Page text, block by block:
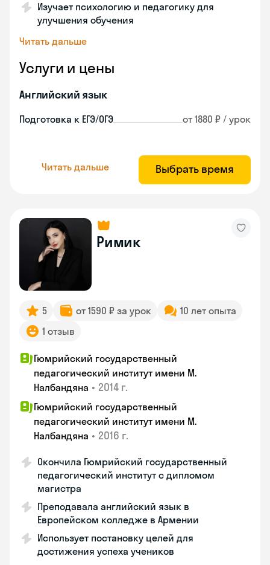
Изучает психологию и педагогику для
улучшения обучения
Читать дальше
Услуги и цены
Английский язык
Подготовка к ЕГЭ/ОГЭ от 1880 ₽ / урок
Читать дальше Выбрать время
Римик
5 от 1590 ₽ за урок
10 лет опыта
1 отзыв
Гюмрийский государственный
педагогический институт имени М.
Налбандяна • 2014 г.
Гюмрийский государственный
педагогический институт имени М.
Налбандяна • 2016 г.
Окончила Гюмрийский государственный
педагогический институт с дипломом
магистра
Преподавала английский язык в
Европейском колледже в Армении
Использует постановку целей для
достижения успеха учеников